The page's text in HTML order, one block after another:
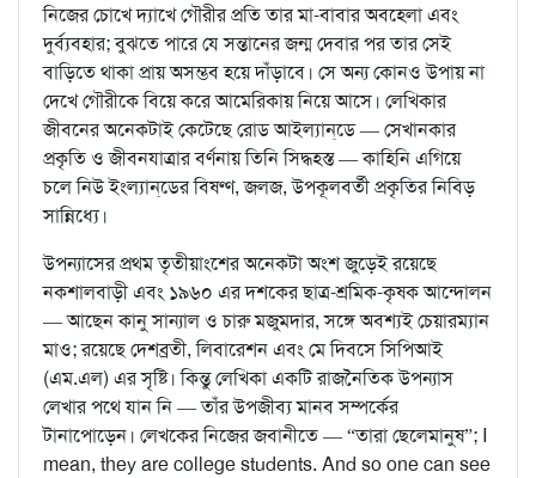
নিজের চোখে দ্যাখে গৌরীর প্রতি তার মা-বাবার অবহেলা এবং
দুর্ব্যবহার; বুঝতে পারে যে সন্তানের জন্ম দেবার পর তার সেই
বাড়িতে থাকা প্রায় অসম্ভব হয়ে দাঁড়াবে। সে অন্য কোনও উপায় না
দেখে গৌরীকে বিয়ে করে আমেরিকায় নিয়ে আসে। লেখিকার
জীবনের অনেকটাই কেটেছে রোড আইল্যান্‌ডে — সেখানকার
প্রকৃতি ও জীবনযাত্রার বর্ণনায় তিনি সিদ্ধহস্ত — কাহিনি এগিয়ে
চলে নিউ ইংল্যান্‌ডের বিষণ্ণ, জলজ, উপকূলবর্তী প্রকৃতির নিবিড়
সান্নিধ্যে।
উপন্যাসের প্রথম তৃতীয়াংশের অনেকটা অংশ জুড়েই রয়েছে
নকশালবাড়ী এবং ১৯৬০ এর দশকের ছাত্র-শ্রমিক-কৃষক আন্দোলন
— আছেন কানু সান্যাল ও চারু মজুমদার, সঙ্গে অবশ্যই চেয়ারম্যান
মাও; রয়েছে দেশব্রতী, লিবারেশন এবং মে দিবসে সিপিআই
(এম.এল) এর সৃষ্টি। কিন্তু লেখিকা একটি রাজনৈতিক উপন্যাস
লেখার পথে যান নি — তাঁর উপজীব্য মানব সম্পর্কের
টানাপোড়েন। লেখকের নিজের জবানীতে — “তারা ছেলেমানুষ”; I
mean, they are college students. And so one can see